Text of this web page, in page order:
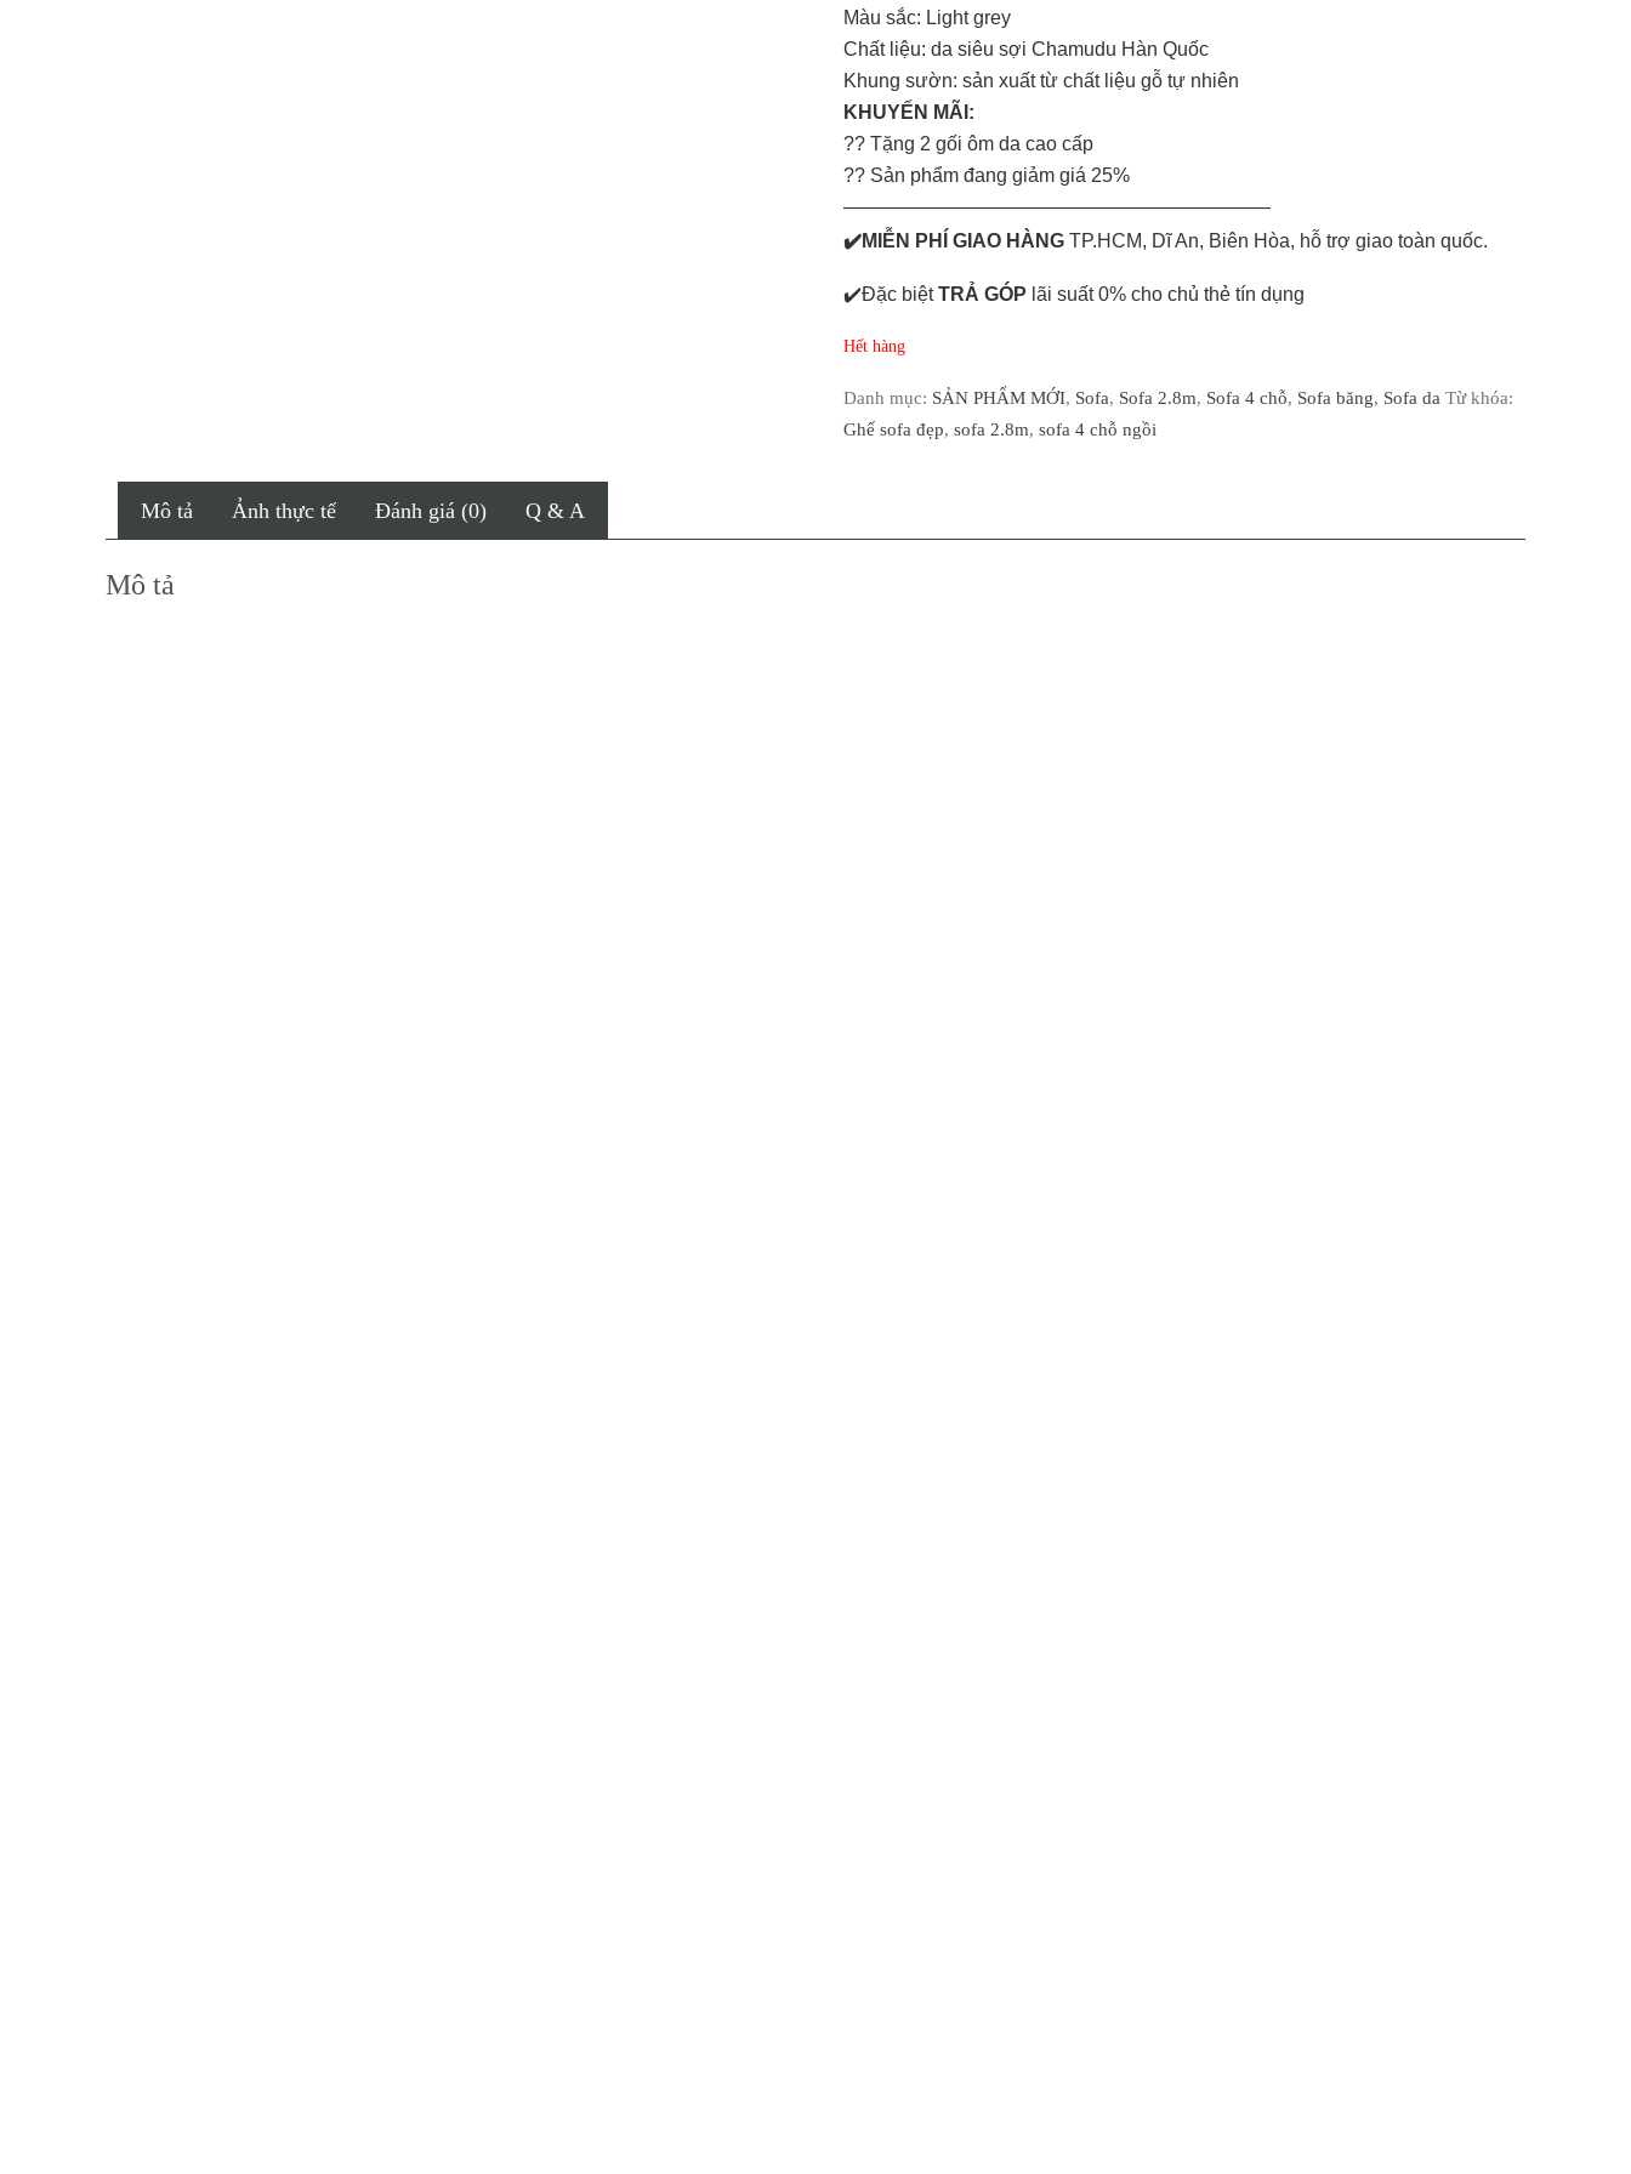
Màu sắc: Light grey
Chất liệu: da siêu sợi Chamudu Hàn Quốc
Khung sườn: sản xuất từ chất liệu gỗ tự nhiên
KHUYẾN MÃI:
?? Tặng 2 gối ôm da cao cấp
?? Sản phẩm đang giảm giá 25%
——————————————————————
✔️MIỄN PHÍ GIAO HÀNG TP.HCM, Dĩ An, Biên Hòa, hỗ trợ giao toàn quốc.
✔️Đặc biệtTRẢ GÓP lãi suất 0% cho chủ thẻ tín dụng
Hết hàng
Danh mục: SẢN PHẨM MỚI, Sofa, Sofa 2.8m, Sofa 4 chỗ, Sofa băng, Sofa da Từ khóa:
Ghế sofa đẹp,sofa 2.8m,sofa 4 chỗ ngồi
Mô tả Ảnh thực tế Đánh giá (0) Q & A
Mô tả